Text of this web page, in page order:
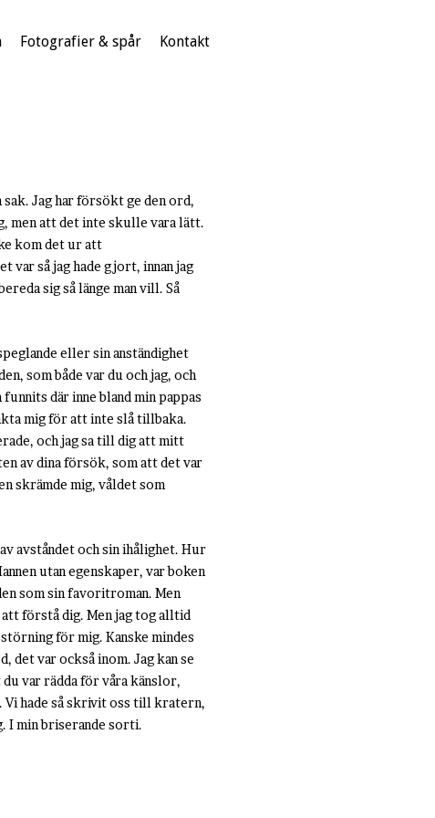
Fotografier & spår Kontakt
Jag har försökt ge den ord,
men att det inte skulle vara lätt.
kom det ur att
så jag hade gjort, innan jag
sig så länge man vill. Så
eller sin anständighet
som både var du och jag, och
där inne bland min pappas
mig för att inte slå tillbaka.
och jag sa till dig att mitt
av dina försök, som att det var
skrämde mig, våldet som
avståndet och sin ihålighet. Hur
utan egenskaper, var boken
som sin favoritroman. Men
förstå dig. Men jag tog alltid
för mig. Kanske mindes
det var också inom. Jag kan se
var rädda för våra känslor,
hade så skrivit oss till kratern,
I min briserande sorti.